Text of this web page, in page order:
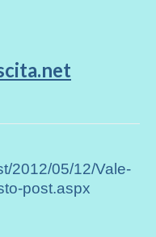
2012/05/12/Vale-
post.aspx